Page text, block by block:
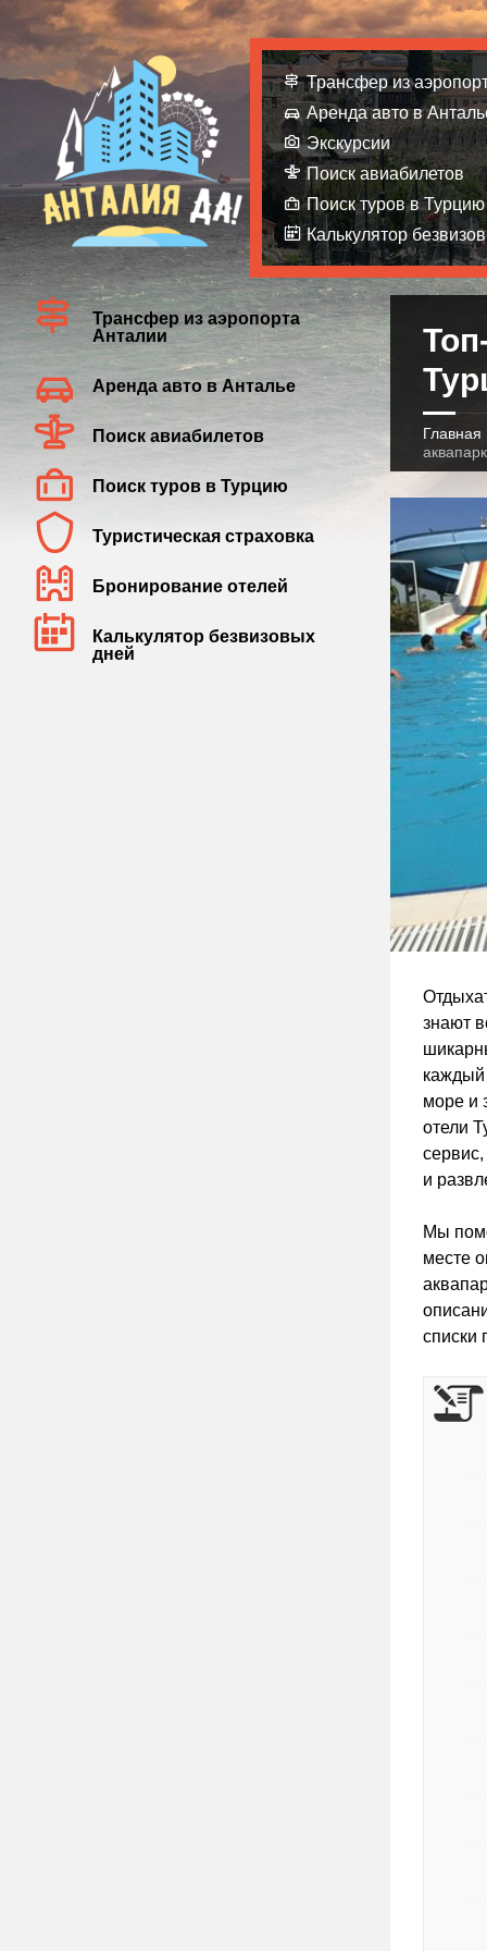
Трансфер из
Аренда авто в
Экскурсии
Поиск авиабилетов
Поиск туров в Турцию
Калькулятор
Главная
знают
каждый
море и
отели
и
Мы
месте
списки
Трансфер из аэропорта
Анталии
Аренда авто в Анталье
Поиск авиабилетов
Поиск туров в Турцию
Туристическая страховка
Бронирование отелей
Калькулятор безвизовых
дней